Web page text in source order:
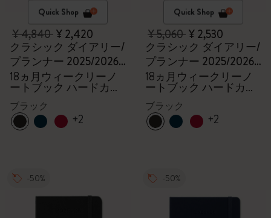
Quick Shop
¥ 4,840¥ 2,420
クラシック ダイアリー/
プランナー 2025/2026
ラージ
18ヵ月ウィークリーノ
ートブック ハードカバ
ー ブラック
ブラック
+2
Quick Shop
¥ 5,060¥ 2,530
クラシック ダイアリー/
プランナー 2025/2026
ラージ
18ヵ月ウィークリーノ
ートブック ハードカバ
ー ブラック
ブラック
+2
-50% -50%